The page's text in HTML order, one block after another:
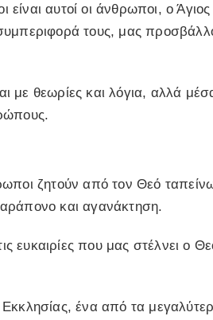
αυτοί οι άνθρωποι, ο
τους, μας
θεωρίες και λόγια, αλλά
ζητούν από τον Θεό
και αγανάκτηση.
ευκαιρίες που μας στέλνει ο
ένα από τα